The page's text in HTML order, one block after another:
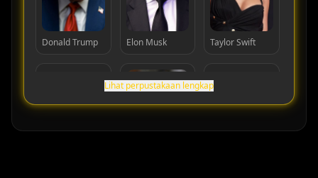
Donald Trump Elon Musk Taylor Swift
Lihat perpustakaan lengkap